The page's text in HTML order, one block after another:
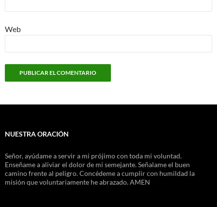
Web
NUESTRA ORACIÓN
Señor, ayúdame a servir a mi prójimo con toda mi voluntad.
Enseñame a aliviar el dolor de mi semejante. Señalame el buen
camino frente al peligro. Concédeme a cumplir con humildad la
misión que voluntariamente he abrazado. AMEN